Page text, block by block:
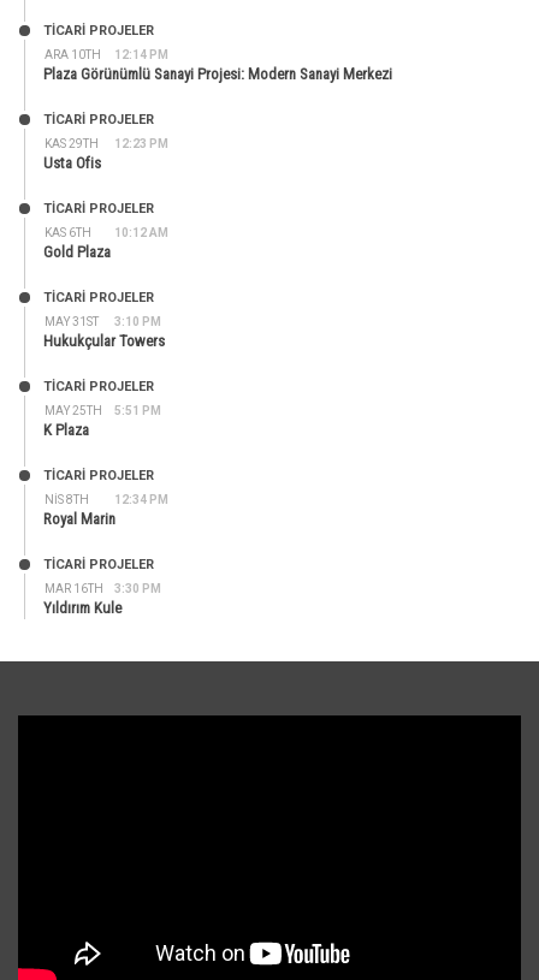
ARA 10TH 12:14 PM
TİCARİ PROJELER
Plaza Görünümlü Sanayi Projesi: Modern Sanayi Merkezi
KAS 29TH 12:23 PM
TİCARİ PROJELER
Usta Ofis
KAS 6TH 10:12 AM
TİCARİ PROJELER
Gold Plaza
MAY 31ST 3:10 PM
TİCARİ PROJELER
Hukukçular Towers
MAY 25TH 5:51 PM
TİCARİ PROJELER
K Plaza
NIS 8TH 12:34 PM
TİCARİ PROJELER
Royal Marin
MAR 16TH 3:30 PM
TİCARİ PROJELER
Yıldırım Kule